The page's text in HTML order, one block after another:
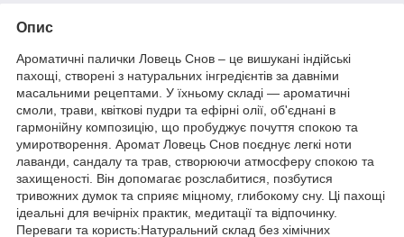
Опис
Ароматичні палички Ловець Снов – це вишукані індійські
пахощі, створені з натуральних інгредієнтів за давніми
масальними рецептами. У їхньому складі — ароматичні
смоли, трави, квіткові пудри та ефірні олії, об'єднані в
гармонійну композицію, що пробуджує почуття спокою та
умиротворення. Аромат Ловець Снов поєднує легкі ноти
лаванди, сандалу та трав, створюючи атмосферу спокою та
захищеності. Він допомагає розслабитися, позбутися
тривожних думок та сприяє міцному, глибокому сну. Ці пахощі
ідеальні для вечірніх практик, медитації та відпочинку.
Переваги та користь:Натуральний склад без хімічних